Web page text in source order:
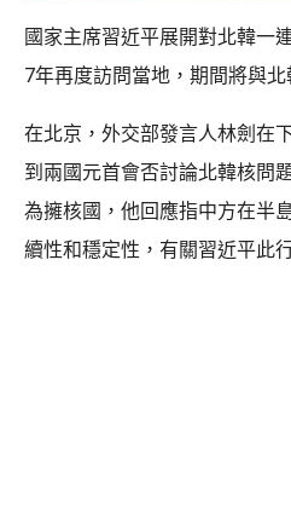
國家主席習近平展開對北韓一
7年再度訪問當地，期間將與
在北京，外交部發言人林劍在
到兩國元首會否討論北韓核問
為擁核國，他回應指中方在半
續性和穩定性，有關習近平此